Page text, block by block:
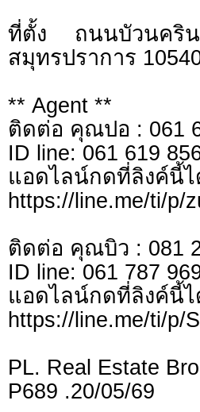
ที่ตั้ง ถนนบัวนคริ
สมุทรปราการ
** Agent **
ติดต่อ คุณปอ : 061
ID line: 061 619
แอดไลน์ก
https://line.me/ti/p/
ติดต่อ คุณบิว : 081
ID line: 061 787
แอดไลน์ก
https://line.me/ti/p/
PL. Real Estate
P689 .20/05/69